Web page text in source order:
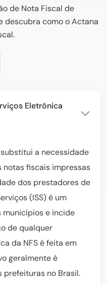
de Nota Fiscal de
descubra como o Actana
Eletrônica
a necessidade
fiscais impressas
dos prestadores de
(ISS) é um
e incide
de qualquer
da NFS é feita em
geralmente é
prefeituras no Brasil.